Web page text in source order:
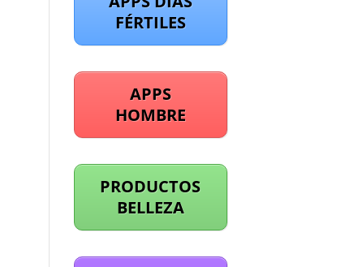
FÉRTILES
APPS
HOMBRE
PRODUCTOS
BELLEZA